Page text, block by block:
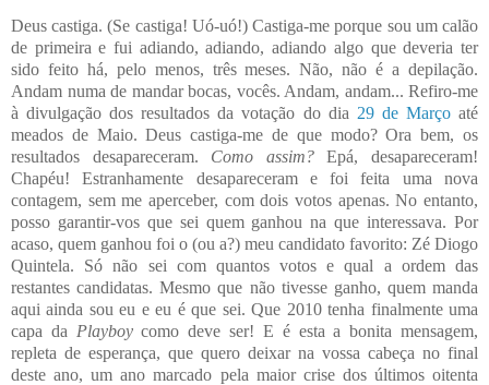
Deus castiga. (Se castiga! Uó-uó!) Castiga-me porque sou um calão
de primeira e fui adiando, adiando, adiando algo que deveria ter
sido feito há, pelo menos, três meses. Não, não é a depilação.
Andam numa de mandar bocas, vocês. Andam, andam... Refiro-me
à divulgação dos resultados da votação do dia 29 de Marçoaté
meados de Maio. Deus castiga-me de que modo? Ora bem, os
resultados desapareceram. Como assim?Epá, desapareceram!
Chapéu! Estranhamente desapareceram e foi feita uma nova
contagem, sem me aperceber, com dois votos apenas. No entanto,
posso garantir-vos que sei quem ganhou na que interessava. Por
acaso, quem ganhou foi o (ou a?) meu candidato favorito: Zé Diogo
Quintela. Só não sei com quantos votos e qual a ordem das
restantes candidatas. Mesmo que não tivesse ganho, quem manda
aqui ainda sou eu e eu é que sei. Que 2010 tenha finalmente uma
capa da Playboycomo deve ser! E é esta a bonita mensagem,
repleta de esperança, que quero deixar na vossa cabeça no final
deste ano, um ano marcado pela maior crise dos últimos oitenta